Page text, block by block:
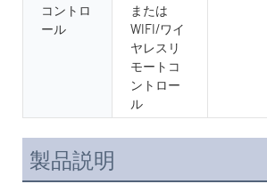
コントロ
ール
または
WIFI/ワイ
ヤレスリ
モートコ
ントロー
ル
製品説明